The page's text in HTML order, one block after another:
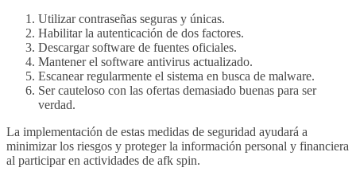
Utilizar contraseñas seguras y únicas.
Habilitar la autenticación de dos factores.
Descargar software de fuentes oficiales.
Mantener el software antivirus actualizado.
Escanear regularmente el sistema en busca de malware.
Ser cauteloso con las ofertas demasiado buenas para ser
verdad.
La implementación de estas medidas de seguridad ayudará a
minimizar los riesgos y proteger la información personal y financiera
al participar en actividades de afk spin.